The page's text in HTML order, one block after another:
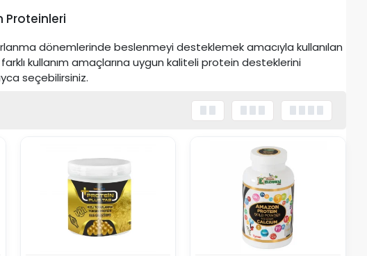
Proteinleri
dönemlerinde beslenmeyi desteklemek amacıyla kullanılan
kullanım amaçlarına uygun kaliteli protein desteklerini
seçebilirsiniz.